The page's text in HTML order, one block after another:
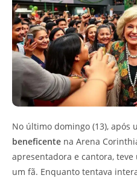
No último domingo (13), após
beneficente na Arena
apresentadora e cantora,
um fã. Enquanto tentava